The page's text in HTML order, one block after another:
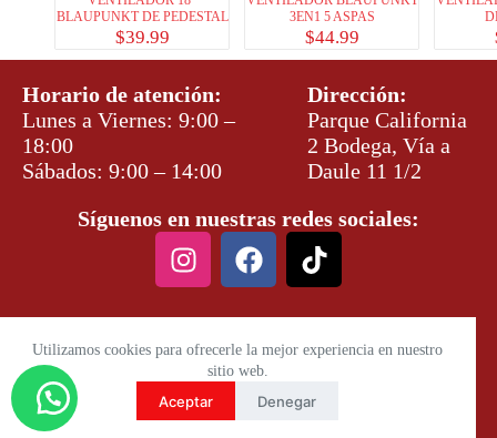
Utilizamos cookies para ofrecerle la mejor experiencia en nuestro
sitio web.
Aceptar Denegar
BLAUPUNKT DE PEDESTAL
$39.99
3EN1 5 ASPAS
$44.99
Horario de atención:
Lunes a Viernes: 9:00 –
18:00
Sábados: 9:00 – 14:00
Dirección:
Parque California
2 Bodega, Vía a
Daule 11 1/2
Síguenos en nuestras redes sociales: